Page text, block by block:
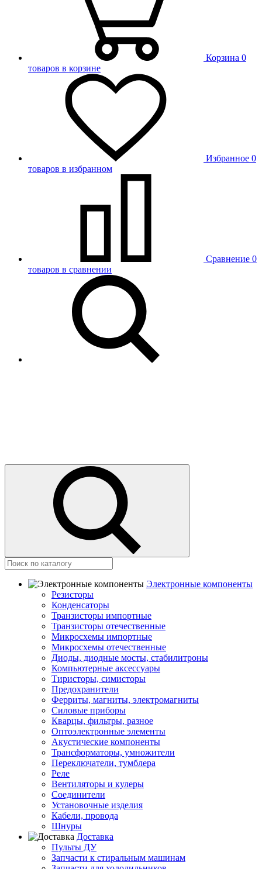
Корзина 0
товаров в корзине
Избранное 0
товаров в избранном
Сравнение 0
товаров в сравнении
Электронные компоненты
Резисторы
Конденсаторы
Транзисторы импортные
Транзисторы отечественные
Микросхемы импортные
Микросхемы отечественные
Диоды, диодные мосты, стабилитроны
Компьютерные аксессуары
Тиристоры, симисторы
Предохранители
Ферриты, магниты, электромагниты
Силовые приборы
Кварцы, фильтры, разное
Оптоэлектронные элементы
Акустические компоненты
Трансформаторы, умножители
Переключатели, тумблера
Реле
Вентиляторы и кулеры
Соединители
Установочные изделия
Кабели, провода
Шнуры
Доставка
Пульты ДУ
Запчасти к стиральным машинам